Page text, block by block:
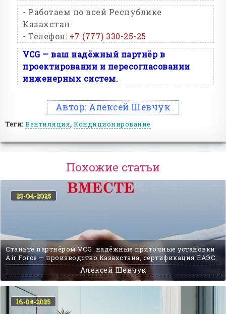
- Работаем по всей Республике
Казахстан.
- Телефон: +7 (777) 330-25-25
VCG — ваш надёжный партнёр в
проектировании и пересогласовании
инженерных систем.
Автор: Алексей Шевчук
Теги: Вентиляция, Кондиционирование
Похожие статьи
Станьте партнёром VCG: надёжные приточные установки
Air Force — производство Казахстана, сертификация ЕАЭС
Алексей Шевчук
23-04-2025
16-04-2025